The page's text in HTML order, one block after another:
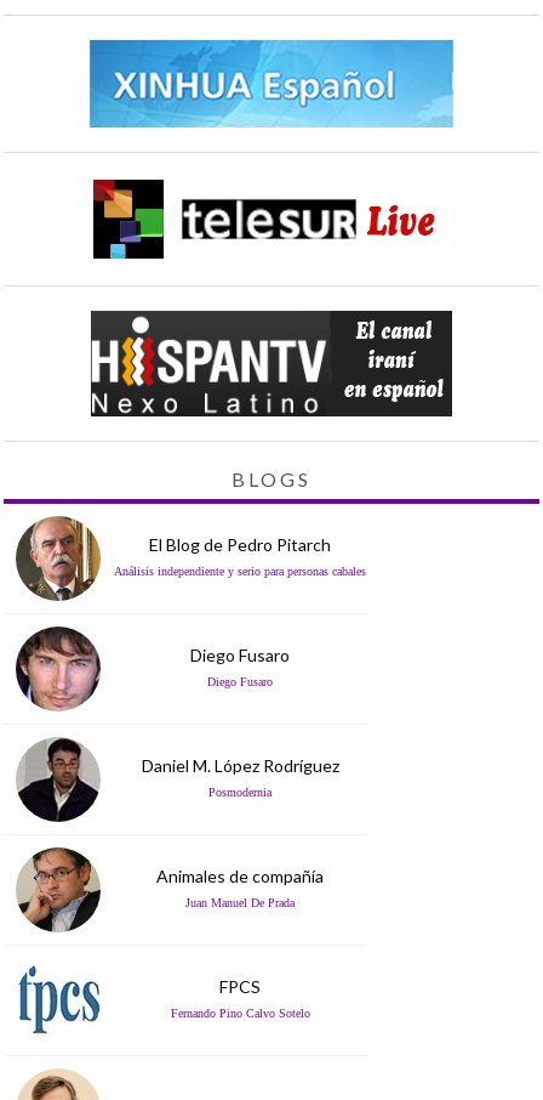
BLOGS
El Blog de Pedro Pitarch
Análisis independiente y serio para personas cabales
Diego Fusaro
Diego Fusaro
Daniel M. López Rodríguez
Posmodernia
Animales de compañía
Juan Manuel De Prada
FPCS
Fernando Pino Calvo Sotelo